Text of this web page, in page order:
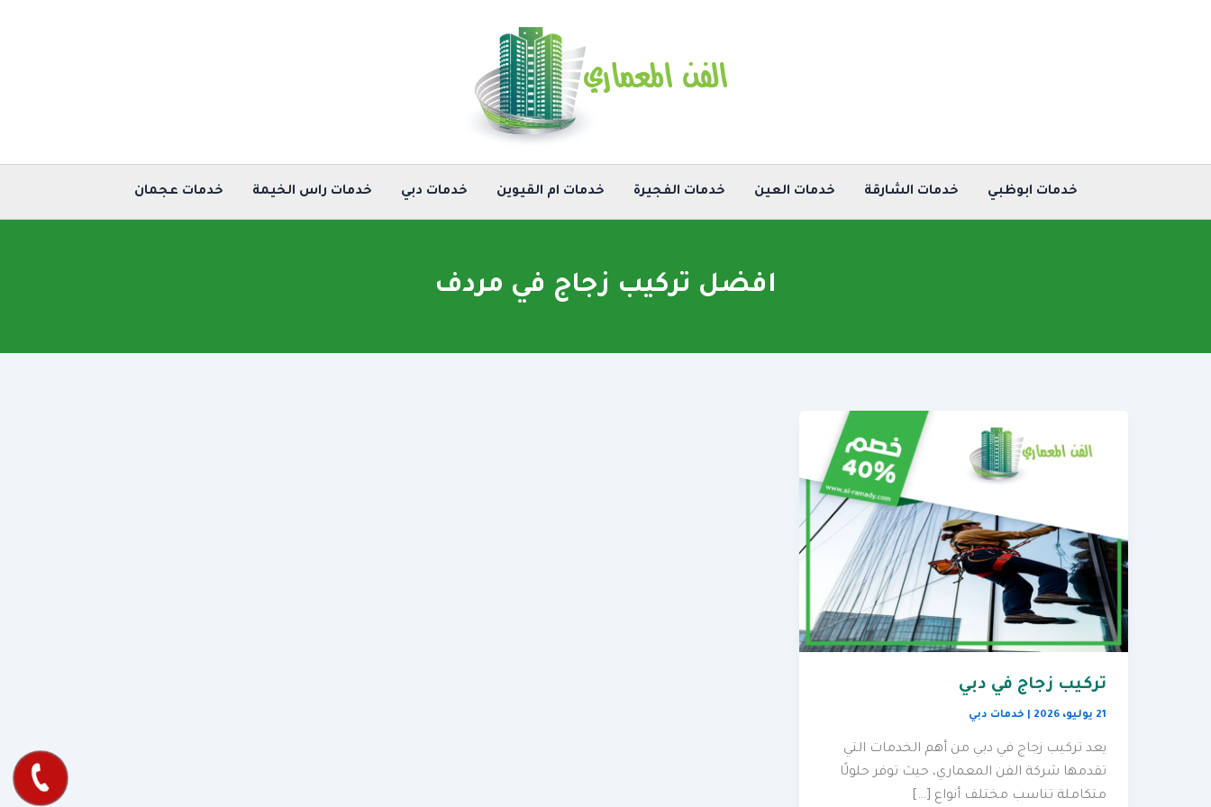
خدمات ابوظبي خدمات الشارقة خدمات العين خدمات الفجيرة خدمات ام القيوين خدمات دبي خدمات راس الخيمة خدمات عجمان
افضل تركيب زجاج في مردف
تركيب زجاج في دبي
21 يوليو، 2026 خدمات دبي
يعد تركيب زجاج في دبي من أهم الخدمات التي
تقدمها شركة الفن المعماري، حيث توفر حلولًا
متكاملة تناسب مختلف أنواع […]